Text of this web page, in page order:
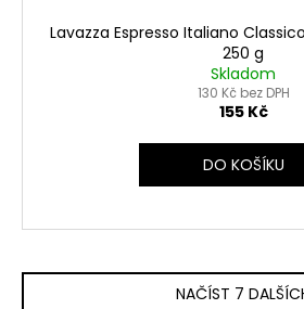
Lavazza Espresso Italiano
250 g
Skladom
130 Kč bez DPH
155 Kč
DO KOŠÍKU
NAČÍST 7